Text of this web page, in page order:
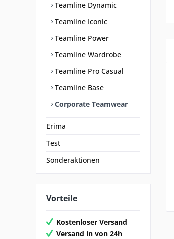
Teamline Dynamic
Teamline Iconic
Teamline Power
Teamline Wardrobe
Teamline Pro Casual
Teamline Base
Corporate Teamwear
Erima
Test
Sonderaktionen
Vorteile
Kostenloser Versand
Versand in von 24h